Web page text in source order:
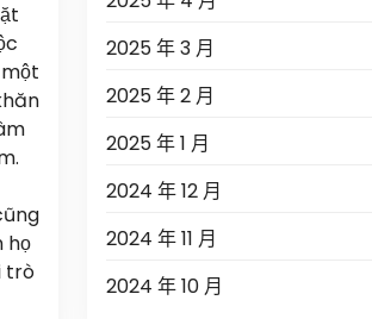
họ
trò
2025 年 3 月
2025 年 2 月
2025 年 1 月
2024 年 12 月
2024 年 11 月
2024 年 10 月